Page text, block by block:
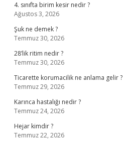
4. sınıfta birim kesir nedir ?
Ağustos 3, 2026
Şuk ne demek ?
Temmuz 30, 2026
28’lik ritim nedir ?
Temmuz 30, 2026
Ticarette korumacilik ne anlama gelir ?
Temmuz 29, 2026
Karınca hastalığı nedir ?
Temmuz 24, 2026
Hejar kimdir ?
Temmuz 22, 2026